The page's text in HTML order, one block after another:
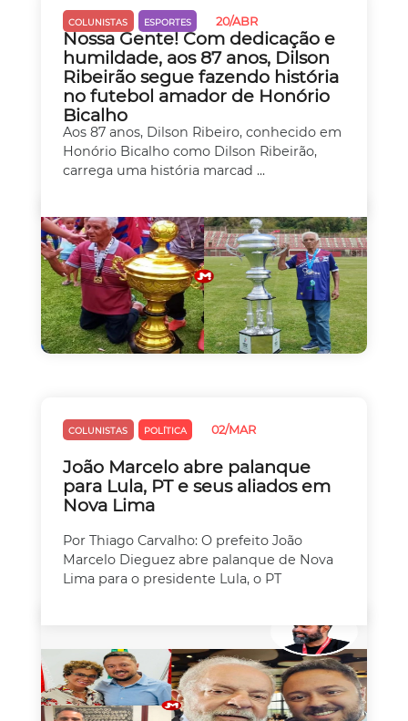
COLUNISTAS ESPORTES 20/ABR
Nossa Gente! Com dedicação e
humildade, aos 87 anos, Dilson
Ribeirão segue fazendo história
no futebol amador de Honório
Bicalho
Aos 87 anos, Dilson Ribeiro, conhecido em
Honório Bicalho como Dilson Ribeirão,
carrega uma história marcad ...
COLUNISTAS POLÍTICA 02/MAR
João Marcelo abre palanque
para Lula, PT e seus aliados em
Nova Lima
Por Thiago Carvalho: O prefeito João
Marcelo Dieguez abre palanque de Nova
Lima para o presidente Lula, o PT